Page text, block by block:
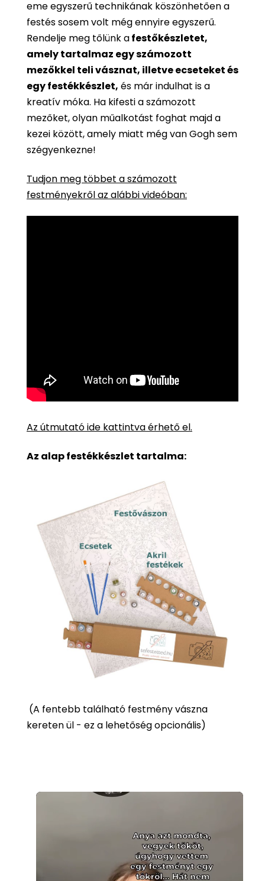
eme egyszerű technikának köszönhetően a
festés sosem volt még ennyire egyszerű.
Rendelje meg tőlünk afestőkészletet,
amely tartalmaz egy számozott
mezőkkel teli vásznat, illetve ecseteket és
egy festékkészlet, és már indulhat is a
kreatív móka. Ha kifesti a számozott
mezőket, olyan műalkotást foghat majd a
kezei között, amely miatt még van Gogh sem
szégyenkezne!
Tudjon meg többet a számozott
festményekről az alábbi videóban:
Az útmutató ide kattintva érhető el.
Az alap festékkészlet tartalma:
(A fentebb található festmény vászna
kereten ül - ez a lehetőség opcionális)